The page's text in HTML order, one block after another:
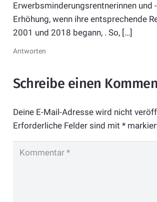
Erwerbsminderungsrentnerinnen und
Erhöhung, wenn ihre entsprechende
2001 und 2018 begann, . So, […]
Antworten
Schreibe einen
Deine E-Mail-Adresse wird nicht
Erforderliche Felder sind mit *